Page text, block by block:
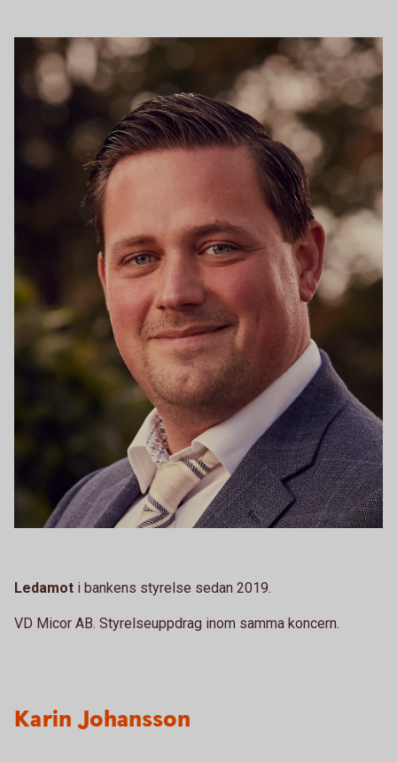
Ledamot i bankens styrelse sedan 2019.
VD Micor AB. Styrelseuppdrag inom samma koncern.
Karin Johansson